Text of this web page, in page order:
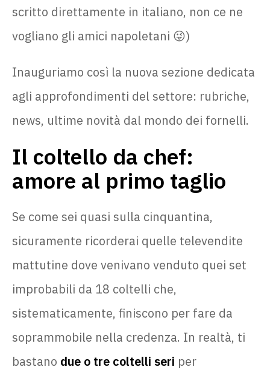
scritto direttamente in italiano, non ce ne
vogliano gli amici napoletani 😜)
Inauguriamo così la nuova sezione dedicata
agli approfondimenti del settore: rubriche,
news, ultime novità dal mondo dei fornelli.
Il coltello da chef:
amore al primo taglio
Se come sei quasi sulla cinquantina,
sicuramente ricorderai quelle televendite
mattutine dove venivano venduto quei set
improbabili da 18 coltelli che,
sistematicamente, finiscono per fare da
soprammobile nella credenza. In realtà, ti
bastano due o tre coltelli seri per